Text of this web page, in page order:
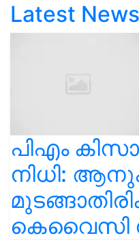
Latest News
പിഎം
നിധി:
കെവൈസി